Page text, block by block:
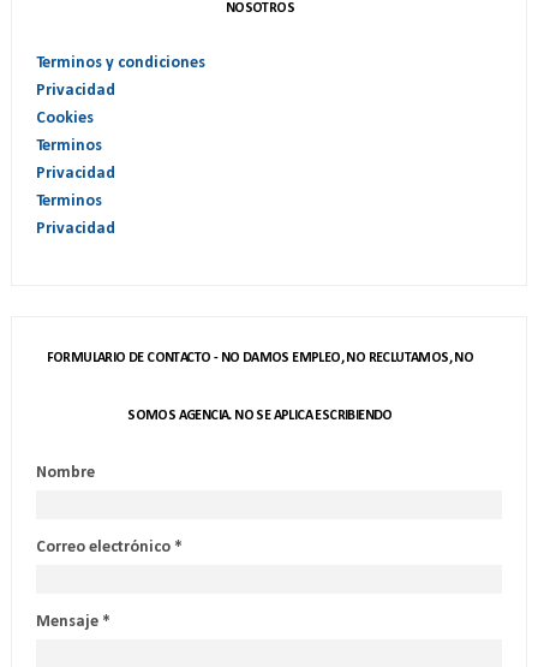
NOSOTROS
Terminos y condiciones
Privacidad
Cookies
Terminos
Privacidad
Terminos
Privacidad
FORMULARIO DE CONTACTO - NO DAMOS EMPLEO, NO RECLUTAMOS, NO
SOMOS AGENCIA. NO SE APLICA ESCRIBIENDO
Nombre
Correo electrónico *
Mensaje *